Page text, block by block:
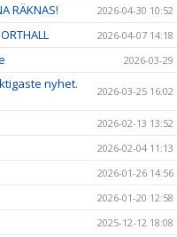
RÄKNAS! 2026-04-30 10:52
2026-04-07 14:18
2026-03-29
nyhet.
2026-03-25 16:02
2026-02-13 13:52
2026-02-04 11:13
2026-01-26 14:56
2026-01-20 12:58
2025-12-12 18:08